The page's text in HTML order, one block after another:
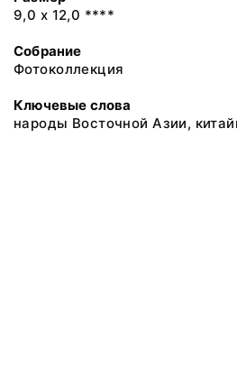
9,0 х 12,0 ****
Собрание
Фотоколлекция
Ключевые слова
народы Восточной Азии,